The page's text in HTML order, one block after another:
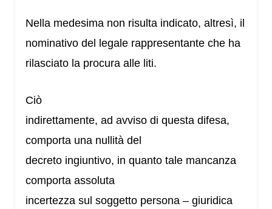
Nella medesima non risulta indicato, altresì, il
nominativo del legale rappresentante che ha
rilasciato la procura alle liti.
Ciò
indirettamente, ad avviso di questa difesa,
comporta una nullità del
decreto ingiuntivo, in quanto tale mancanza
comporta assoluta
incertezza sul soggetto persona – giuridica